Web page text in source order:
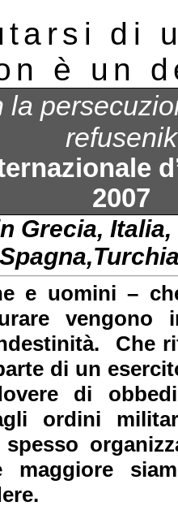
di
è un
la
refusenik
2007
Grecia,
e uomini –
vengono
Che
di un
di
ordini
spesso
maggiore